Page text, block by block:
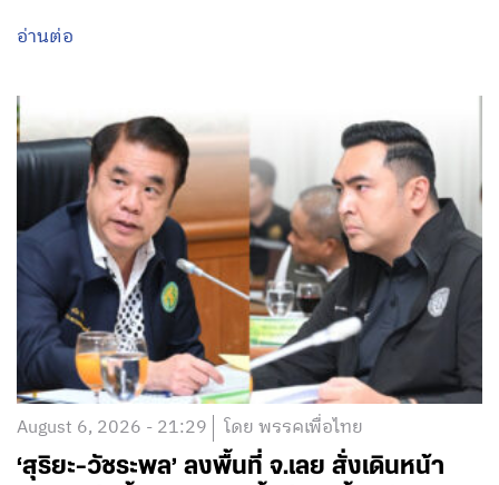
อ่านต่อ
August 6, 2026 - 21:29 โดย พรรคเพื่อไทย
‘สุริยะ-วัชระพล’ ลงพื้นที่ จ.เลย สั่งเดินหน้า